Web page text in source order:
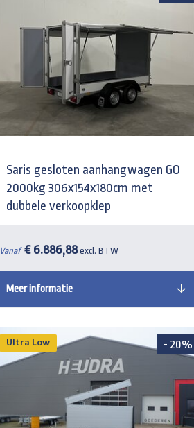
Saris gesloten aanhangwagen GO
2000kg 306x154x180cm met
dubbele verkoopklep
Vanaf € 6.886,88 excl. BTW
Meer informatie
Ultra Low - 20%